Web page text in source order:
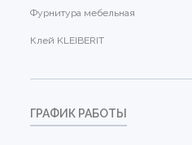
Фурнитура мебельная
Клей KLEIBERIT
ГРАФИК РАБОТЫ